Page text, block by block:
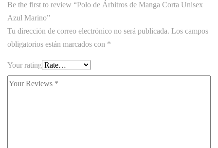
Be the first to review “Polo de Árbitros de Manga Corta Unisex
Azul Marino”
Tu dirección de correo electrónico no será publicada. Los campos
obligatorios están marcados con *
Your rating